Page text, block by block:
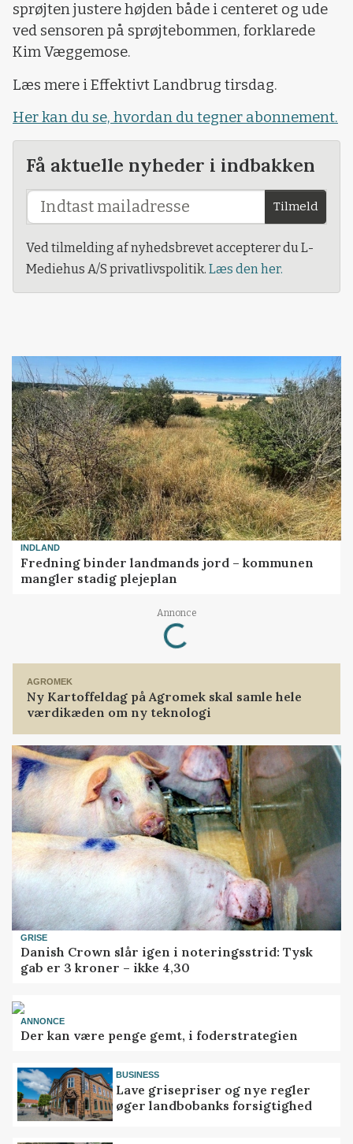
sprøjten justere højden både i centeret og ude
ved sensoren på sprøjtebommen, forklarede
Kim Væggemose.
Læs mere i Effektivt Landbrug tirsdag.
Her kan du se, hvordan du tegner abonnement.
Få aktuelle nyheder i indbakken
Tilmeld
Ved tilmelding af nyhedsbrevet accepterer du L-
Mediehus A/S privatlivspolitik. Læs den her.
INDLAND
Fredning binder landmands jord – kommunen
mangler stadig plejeplan
Annonce
Loading...
AGROMEK
Ny Kartoffeldag på Agromek skal samle hele
værdikæden om ny teknologi
GRISE
Danish Crown slår igen i noteringsstrid: Tysk
gab er 3 kroner – ikke 4,30
ANNONCE
Der kan være penge gemt, i foderstrategien
BUSINESS
Lave grisepriser og nye regler
øger landbobanks forsigtighed